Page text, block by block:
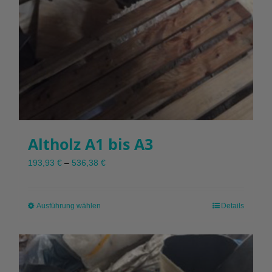
Altholz A1 bis A3
193,93 €– 536,38 €
Ausführung wählenDieses
weist
mehrere
Varianten
Details